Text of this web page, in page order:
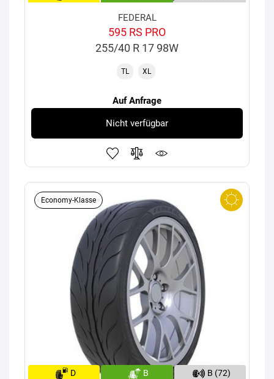
FEDERAL
595 RS PRO
255/40 R 17 98W
TL XL
Auf Anfrage
Nicht verfügbar
Economy-Klasse
D B B (72)